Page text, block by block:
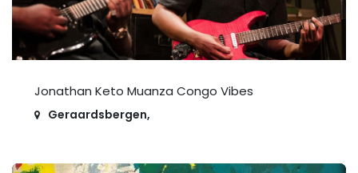
Jonathan Keto Muanza Congo Vibes
Geraardsbergen,